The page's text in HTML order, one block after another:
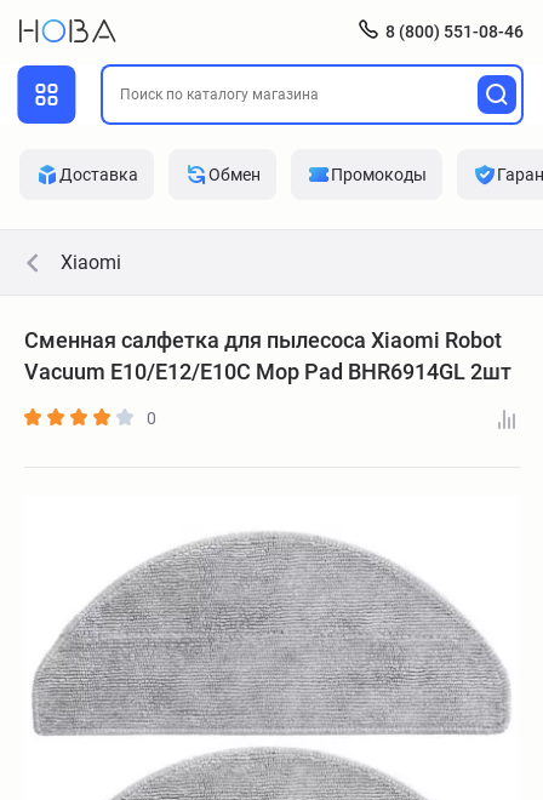
8 (800) 551-08-46
Доставка Обмен Промокоды
Xiaomi
Сменная салфетка для пылесоса Xiaomi Robot
Vacuum E10/E12/E10C Mop Pad BHR6914GL 2шт
0